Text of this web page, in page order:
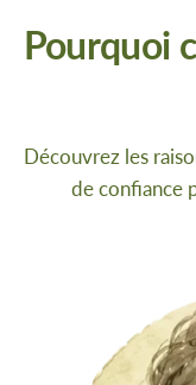
Pourquoi
Découvrez les
de confiance